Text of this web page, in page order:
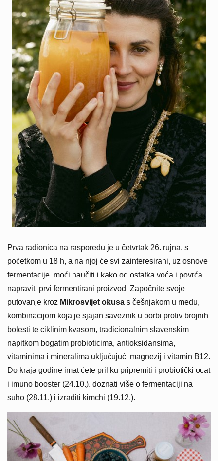
Prva radionica na rasporedu je u četvrtak 26. rujna, s
početkom u 18 h, a na njoj će svi zainteresirani, uz osnove
fermentacije, moći naučiti i kako od ostatka voća i povrća
napraviti prvi fermentirani proizvod. Započnite svoje
putovanje kroz Mikrosvijet okusa s češnjakom u medu,
kombinacijom koja je sjajan saveznik u borbi protiv brojnih
bolesti te ciklinim kvasom, tradicionalnim slavenskim
napitkom bogatim probioticima, antioksidansima,
vitaminima i mineralima uključujući magnezij i vitamin B12.
Do kraja godine imat ćete priliku pripremiti i probiotički ocat
i imuno booster (24.10.), doznati više o fermentaciji na
suho (28.11.) i izraditi kimchi (19.12.).